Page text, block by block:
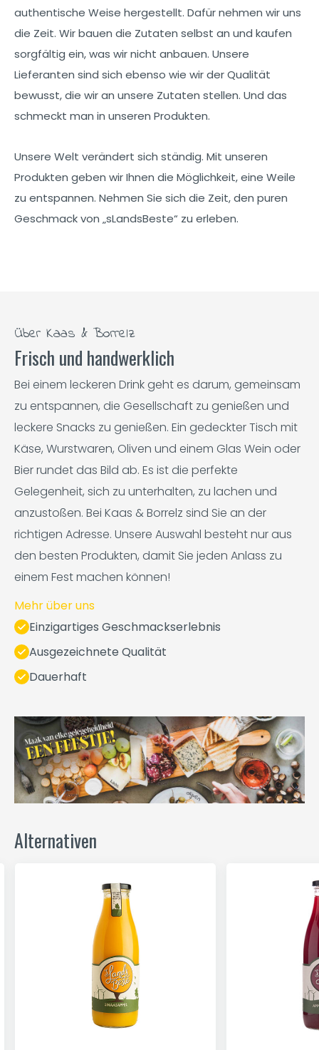
authentische Weise hergestellt. Dafür nehmen wir uns
die Zeit. Wir bauen die Zutaten selbst an und kaufen
sorgfältig ein, was wir nicht anbauen. Unsere
Lieferanten sind sich ebenso wie wir der Qualität
bewusst, die wir an unsere Zutaten stellen. Und das
schmeckt man in unseren Produkten.
Unsere Welt verändert sich ständig. Mit unseren
Produkten geben wir Ihnen die Möglichkeit, eine Weile
zu entspannen. Nehmen Sie sich die Zeit, den puren
Geschmack von „sLandsBeste“ zu erleben.
Über Kaas & Borrelz
Frisch und handwerklich
Bei einem leckeren Drink geht es darum, gemeinsam
zu entspannen, die Gesellschaft zu genießen und
leckere Snacks zu genießen. Ein gedeckter Tisch mit
Käse, Wurstwaren, Oliven und einem Glas Wein oder
Bier rundet das Bild ab. Es ist die perfekte
Gelegenheit, sich zu unterhalten, zu lachen und
anzustoßen. Bei Kaas & Borrelz sind Sie an der
richtigen Adresse. Unsere Auswahl besteht nur aus
den besten Produkten, damit Sie jeden Anlass zu
einem Fest machen können!
Mehr über uns
Einzigartiges Geschmackserlebnis
Ausgezeichnete Qualität
Dauerhaft
Alternativen